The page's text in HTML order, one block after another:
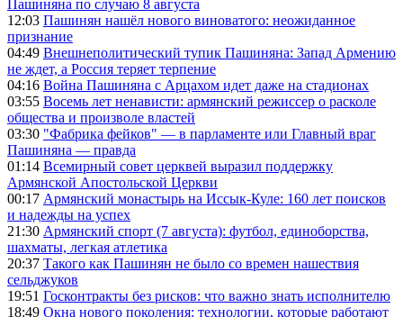
Пашиняна по случаю 8 августа
12:03 Пашинян нашёл нового виноватого: неожиданное
признание
04:49 Внешнеполитический тупик Пашиняна: Запад Армению
не ждет, а Россия теряет терпение
04:16 Война Пашиняна с Арцахом идет даже на стадионах
03:55 Восемь лет ненависти: армянский режиссер о расколе
общества и произволе властей
03:30 "Фабрика фейков" — в парламенте или Главный враг
Пашиняна — правда
01:14 Всемирный совет церквей выразил поддержку
Армянской Апостольской Церкви
00:17 Армянский монастырь на Иссык-Куле: 160 лет поисков
и надежды на успех
21:30 Армянский спорт (7 августа): футбол, единоборства,
шахматы, легкая атлетика
20:37 Такого как Пашинян не было со времен нашествия
сельджуков
19:51 Госконтракты без рисков: что важно знать исполнителю
18:49 Окна нового поколения: технологии, которые работают